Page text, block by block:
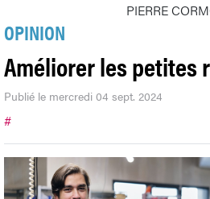
PIERRE
OPINION
Améliorer les petites
Publié le mercredi 04 sept. 2024
#